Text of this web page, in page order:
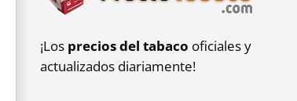
¡Los precios del tabaco oficiales y
actualizados diariamente!